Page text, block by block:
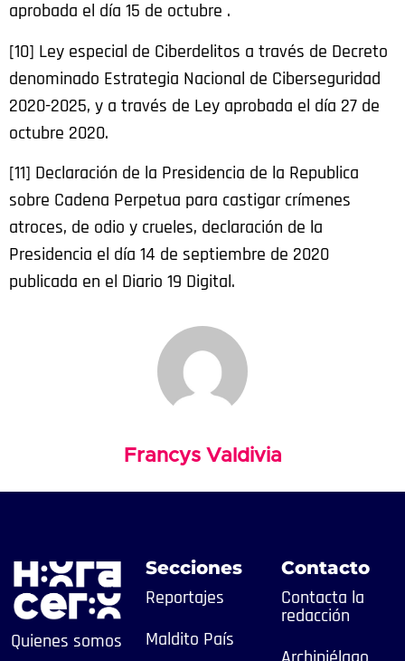
aprobada el día 15 de octubre .
[10] Ley especial de Ciberdelitos a través de Decreto
denominado Estrategia Nacional de Ciberseguridad
2020-2025, y a través de Ley aprobada el día 27 de
octubre 2020.
[11] Declaración de la Presidencia de la Republica
sobre Cadena Perpetua para castigar crímenes
atroces, de odio y crueles, declaración de la
Presidencia el día 14 de septiembre de 2020
publicada en el Diario 19 Digital.
Francys Valdivia
Quienes somos
Secciones
Reportajes
Maldito País
Contacto
Contacta la
redacción